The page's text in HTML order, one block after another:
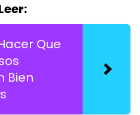
Que
Bien